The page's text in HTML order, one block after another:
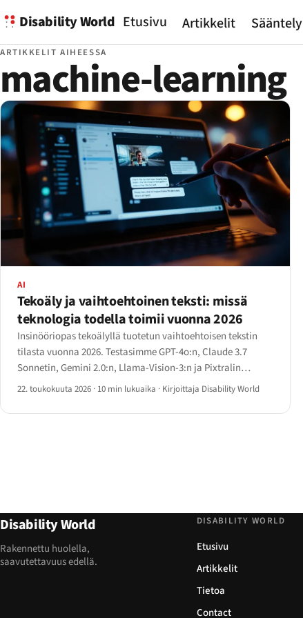
Disability World Etusivu Artikkelit Sääntely
ARTIKKELIT AIHEESSA
machine-learning
AI
Tekoäly ja vaihtoehtoinen teksti: missä
teknologia todella toimii vuonna 2026
Insinööriopas tekoälyllä tuotetun vaihtoehtoisen tekstin
tilasta vuonna 2026. Testasimme GPT-4o:n, Claude 3.7
Sonnetin, Gemini 2.0:n, Llama-Vision-3:n ja Pixtralin
neljässä kuvakategoriassa ja dokumentoimme tarkasti,
22. toukokuuta 2026 · 10 min lukuaika · Kirjoittaja Disability World
Disability World
Rakennettu huolella,
saavutettavuus edellä.
DISABILITY WORLD
Etusivu
Artikkelit
Tietoa
Contact